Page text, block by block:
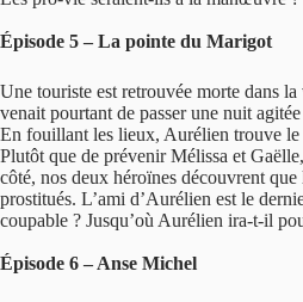
Épisode 5 – La pointe du Marigot
Une touriste est retrouvée morte dans
venait pourtant de passer une nuit
En fouillant les lieux, Aurélien trouve
Plutôt que de prévenir Mélissa et
côté, nos deux héroïnes découvrent
prostitués. L’ami d’Aurélien est le
coupable ? Jusqu’où Aurélien ira-t-il
Épisode 6 – Anse Michel